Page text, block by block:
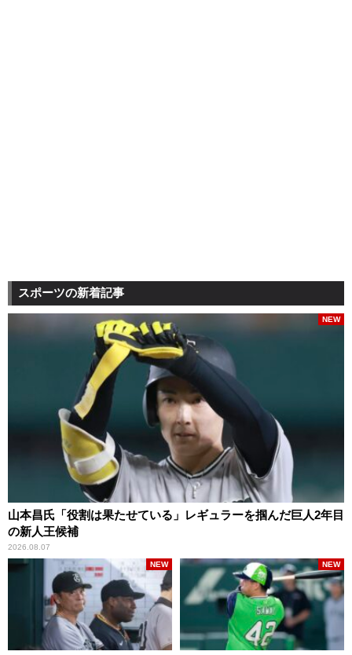
スポーツの新着記事
山本昌氏「役割は果たせている」レギュラーを掴んだ巨人2年目
の新人王候補
2026.08.07
NEW
NEW NEW